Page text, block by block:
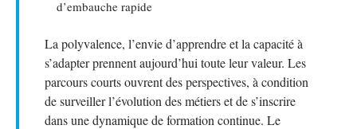
d’embauche rapide
La polyvalence, l’envie d’apprendre et la capacité à
s’adapter prennent aujourd’hui toute leur valeur. Les
parcours courts ouvrent des perspectives, à condition
de surveiller l’évolution des métiers et de s’inscrire
dans une dynamique de formation continue. Le